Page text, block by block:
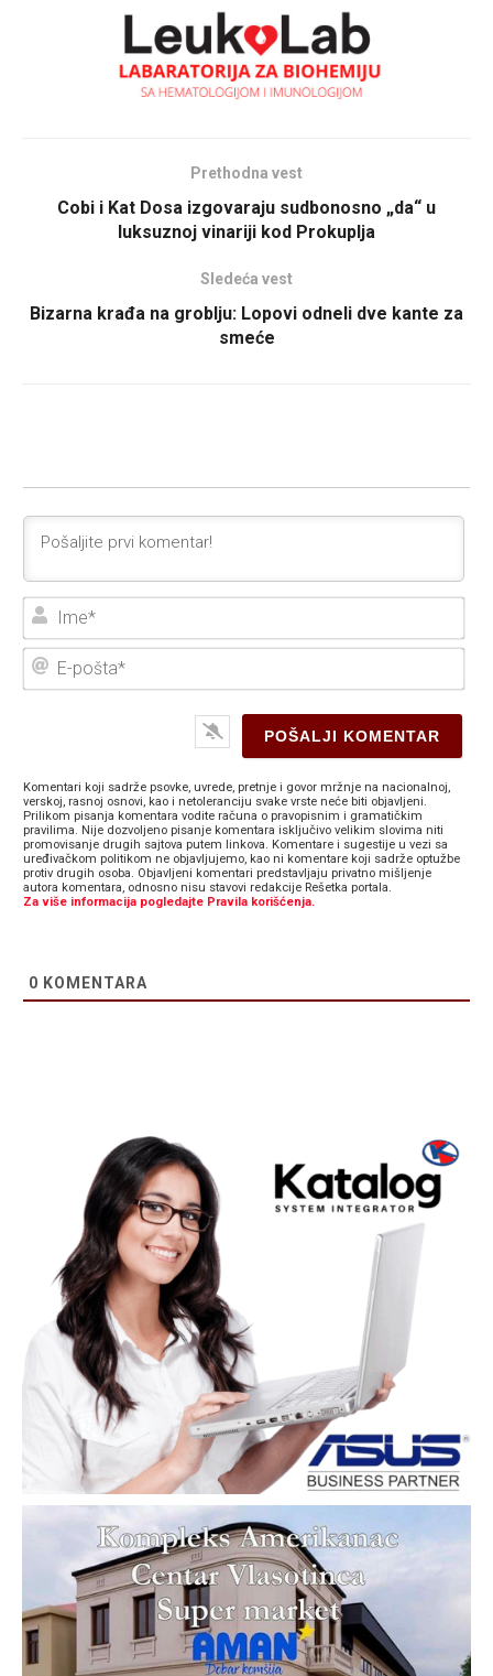
Prethodna vest
Cobi i Kat Dosa izgovaraju sudbonosno „da“ u
luksuznoj vinariji kod Prokuplja
Sledeća vest
Bizarna krađa na groblju: Lopovi odneli dve kante za
smeće
E-
Komentari koji sadrže psovke, uvrede, pretnje i govor mržnje na nacionalnoj,
verskoj, rasnoj osnovi, kao i netoleranciju svake vrste neće biti objavljeni.
Prilikom pisanja komentara vodite računa o pravopisnim i gramatičkim
pravilima. Nije dozvoljeno pisanje komentara isključivo velikim slovima niti
promovisanje drugih sajtova putem linkova. Komentare i sugestije u vezi sa
uređivačkom politikom ne objavljujemo, kao ni komentare koji sadrže optužbe
protiv drugih osoba. Objavljeni komentari predstavljaju privatno mišljenje
autora komentara, odnosno nisu stavovi redakcije Rešetka portala.
Za više informacija pogledajte Pravila korišćenja.
0 KOMENTARA